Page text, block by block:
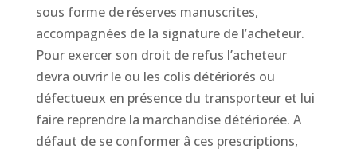
sous forme de réserves manuscrites,
accompagnées de la signature de l’acheteur.
Pour exercer son droit de refus l’acheteur
devra ouvrir le ou les colis détériorés ou
défectueux en présence du transporteur et lui
faire reprendre la marchandise détériorée. A
défaut de se conformer â ces prescriptions,